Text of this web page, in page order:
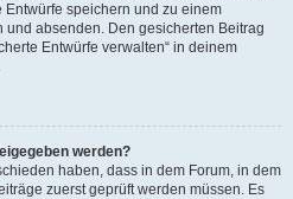
speichern und zu einem
absenden. Den gesicherten Beitrag
Entwürfe verwalten“ in deinem
werden?
haben, dass in dem Forum, in dem
zuerst geprüft werden müssen. Es